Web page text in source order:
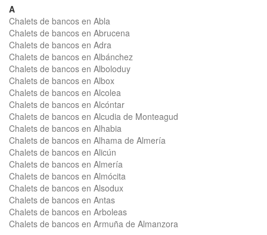
A
Chalets de bancos en Abla
Chalets de bancos en Abrucena
Chalets de bancos en Adra
Chalets de bancos en Albánchez
Chalets de bancos en Alboloduy
Chalets de bancos en Albox
Chalets de bancos en Alcolea
Chalets de bancos en Alcóntar
Chalets de bancos en Alcudia de Monteagud
Chalets de bancos en Alhabia
Chalets de bancos en Alhama de Almería
Chalets de bancos en Alicún
Chalets de bancos en Almería
Chalets de bancos en Almócita
Chalets de bancos en Alsodux
Chalets de bancos en Antas
Chalets de bancos en Arboleas
Chalets de bancos en Armuña de Almanzora